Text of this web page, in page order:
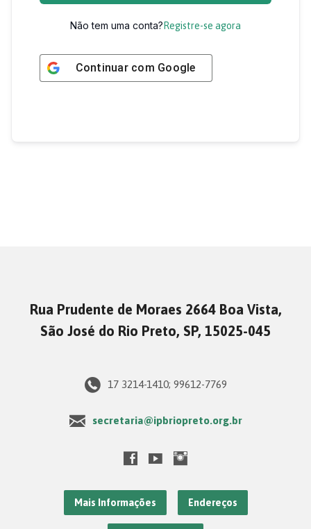
Não tem uma conta? Registre-se agora
Continuar com Google
Rua Prudente de Moraes 2664 Boa Vista,
São José do Rio Preto, SP, 15025-045
17 3214-1410; 99612-7769
secretaria@ipbriopreto.org.br
Mais Informações Endereços